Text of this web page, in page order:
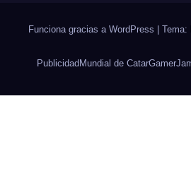
Funciona gracias a WordPress Tema:
Publicidad Mundial de CatarGamer